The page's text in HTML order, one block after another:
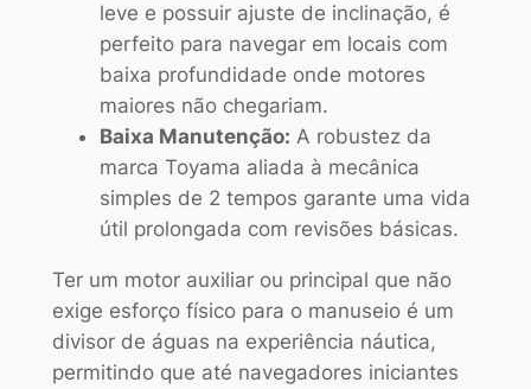
leve e possuir ajuste de inclinação, é
perfeito para navegar em locais com
baixa profundidade onde motores
maiores não chegariam.
Baixa Manutenção: A robustez da
marca Toyama aliada à mecânica
simples de 2 tempos garante uma vida
útil prolongada com revisões básicas.
Ter um motor auxiliar ou principal que não
exige esforço físico para o manuseio é um
divisor de águas na experiência náutica,
permitindo que até navegadores iniciantes